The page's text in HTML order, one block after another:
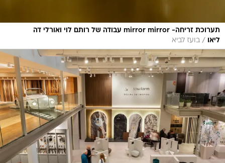
תערוכת זריחה- mirror mirror עבודה של רותם לוי ואורלי דה
ליאו
/ בועז לביא